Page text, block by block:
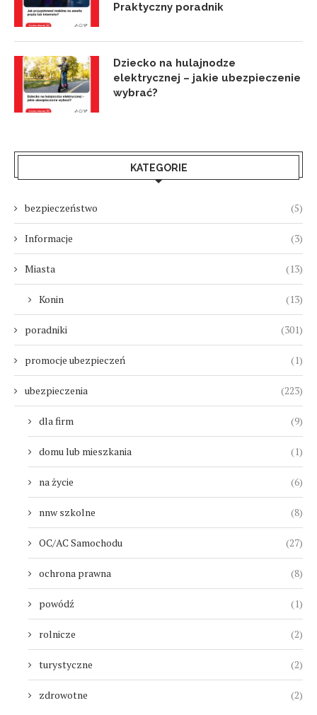
Praktyczny poradnik
Dziecko na hulajnodze
elektrycznej – jakie ubezpieczenie
wybrać?
KATEGORIE
bezpieczeństwo (5)
Informacje (3)
Miasta (13)
Konin (13)
poradniki (301)
promocje ubezpieczeń (1)
ubezpieczenia (223)
dla firm (9)
domu lub mieszkania (1)
na życie (6)
nnw szkolne (8)
OC/AC Samochodu (27)
ochrona prawna (8)
powódź (1)
rolnicze (2)
turystyczne (2)
zdrowotne (2)